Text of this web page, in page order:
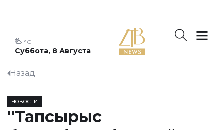
Суббота, 8 Августа
°C
Назад
НОВОСТИ
"Тапсырыс